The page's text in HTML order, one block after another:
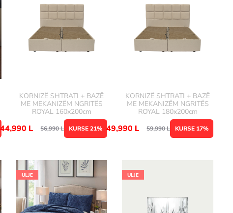
KORNIZË SHTRATI + BAZË
ME MEKANIZËM NGRITËS
ROYAL 160x200cm
KURSE 21%
56,990L
44,990 L
KORNIZË SHTRATI + BAZË
ME MEKANIZËM NGRITËS
ROYAL 180x200cm
KURSE 17%
59,990L
49,990 L
ULJE ULJE